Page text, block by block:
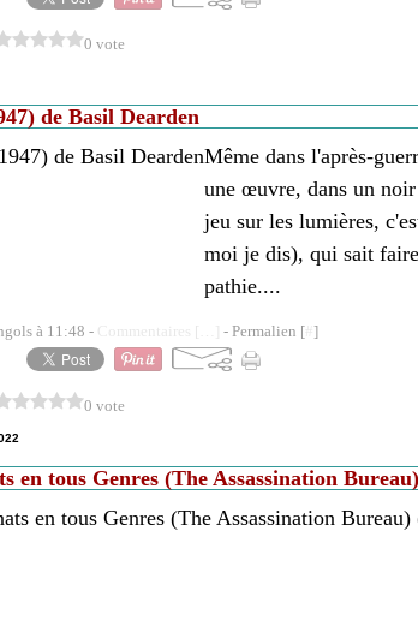
0 vote
de Basil Dearden
Même dans l'après-
une œuvre, dans un
jeu sur les lumières,
moi je dis), qui sait
pathie....
à 11:48 - Commentaires [ - Permalien [ ]
0 vote
en tous Genres (The Assassination